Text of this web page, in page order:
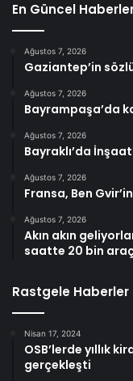
En Güncel
Ağustos 7, 2026
Gaziantep’in
Ağustos 7, 2026
Bayrampaşa’da
Ağustos 7, 2026
Bayraklı’da
Ağustos 7, 2026
Fransa, Ben
Ağustos 7, 2026
Akın akın
saatte 20 bin
Rastgele Haberler
Nisan 17, 2024
OSB’lerde yıllık
gerçekleşti